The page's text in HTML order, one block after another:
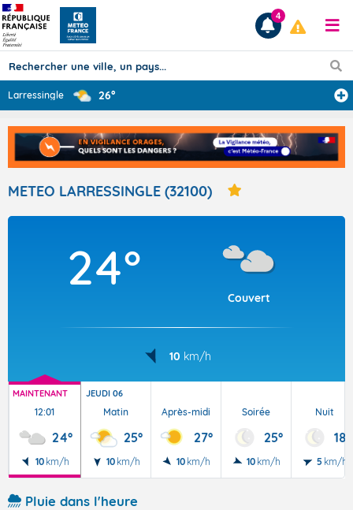
Prévisions
TOUS LES RÉSULTATS
Articles
4
Larressingle 26°
METEO LARRESSINGLE (32100)
24°
Couvert
10 km/h
MAINTENANT
12:01
24°
10 km/h
JEUDI 06
Matin
25°
10 km/h
Après-midi
27°
10 km/h
Soirée
25°
10 km/h
Nuit
18°
5 km/h
Pluie dans l'heure